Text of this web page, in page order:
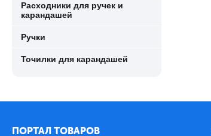
Расходники для ручек и
карандашей
Ручки
Точилки для карандашей
ПОРТАЛ ТОВАРОВ